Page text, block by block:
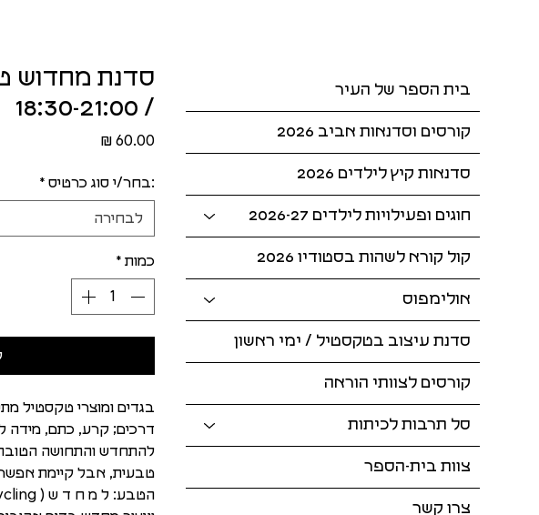
בית הספר של העיר
קורסים וסדנאות אביב 2026
סדנאות קיץ לילדים 2026
חוגים ופעילויות לילדים 2026-27
קול קורא לשהות בסטודיו 2026
אולימפוס
סדנת עיצוב בטקסטיל / ימי ראשון
קורסים לצוותי הוראה
סל תרבות לכיתות
צוות בית-הספר
צרו קשר
/ 18:30-21:00
‏60.00 ‏₪ מחיר
:בחר/י סוג כרטיס *
לבחירה
כמות *
בגדים ומוצרי טקסטיל
דרכים; קרע, כתם, מידה
להתחדש והתחושה הטובה
טבעית, אבל קיימת